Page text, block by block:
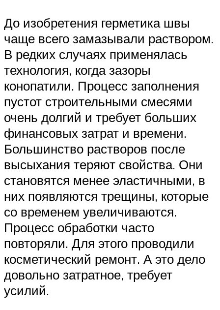
До изобретения герметика швы
чаще всего замазывали раствором.
В редких случаях применялась
технология, когда зазоры
конопатили. Процесс заполнения
пустот строительными смесями
очень долгий и требует больших
финансовых затрат и времени.
Большинство растворов после
высыхания теряют свойства. Они
становятся менее эластичными, в
них появляются трещины, которые
со временем увеличиваются.
Процесс обработки часто
повторяли. Для этого проводили
косметический ремонт. А это дело
довольно затратное, требует
усилий.